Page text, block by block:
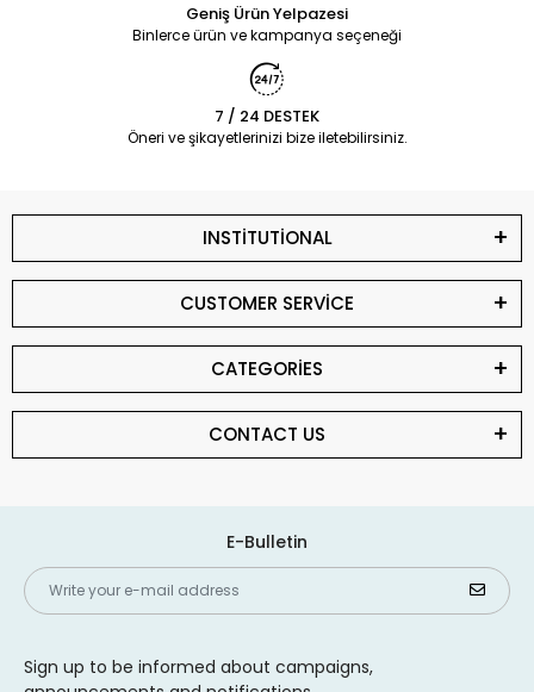
Geniş Ürün Yelpazesi
Binlerce ürün ve kampanya seçeneği
7 / 24 DESTEK
Öneri ve şikayetlerinizi bize iletebilirsiniz.
INSTİTUTİONAL
CUSTOMER SERVİCE
CATEGORİES
CONTACT US
E-Bulletin
Sign up to be informed about campaigns,